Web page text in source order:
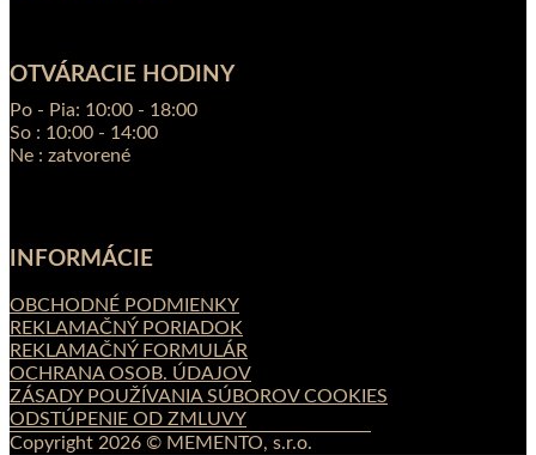
OTVÁRACIE HODINY
Po - Pia: 10:00 - 18:00
So : 10:00 - 14:00
Ne : zatvorené
INFORMÁCIE
OBCHODNÉ PODMIENKY
REKLAMAČNÝ PORIADOK
REKLAMAČNÝ FORMULÁR
OCHRANA OSOB. ÚDAJOV
ZÁSADY POUŽÍVANIA SÚBOROV COOKIES
ODSTÚPENIE OD ZMLUVY
Copyright 2026 © MEMENTO, s.r.o.